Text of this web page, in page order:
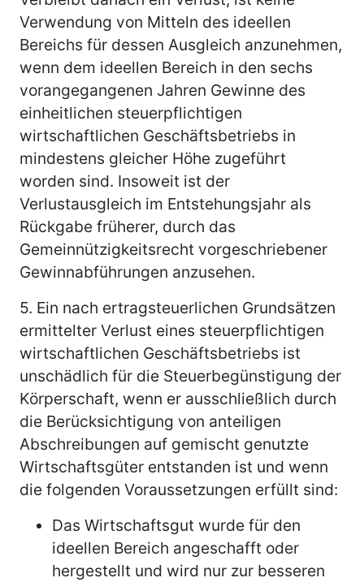
Verwendung von Mitteln des ideellen
Bereichs für dessen Ausgleich anzunehmen,
wenn dem ideellen Bereich in den sechs
vorangegangenen Jahren Gewinne des
einheitlichen steuerpflichtigen
wirtschaftlichen Geschäftsbetriebs in
mindestens gleicher Höhe zugeführt
worden sind. Insoweit ist der
Verlustausgleich im Entstehungsjahr als
Rückgabe früherer, durch das
Gemeinnützigkeitsrecht vorgeschriebener
Gewinnabführungen anzusehen.
5. Ein nach ertragsteuerlichen Grundsätzen
ermittelter Verlust eines steuerpflichtigen
wirtschaftlichen Geschäftsbetriebs ist
unschädlich für die Steuerbegünstigung der
Körperschaft, wenn er ausschließlich durch
die Berücksichtigung von anteiligen
Abschreibungen auf gemischt genutzte
Wirtschaftsgüter entstanden ist und wenn
die folgenden Voraussetzungen erfüllt sind:
Das Wirtschaftsgut wurde für den
ideellen Bereich angeschafft oder
hergestellt und wird nur zur besseren